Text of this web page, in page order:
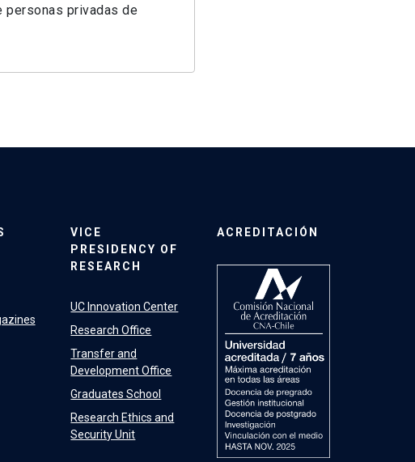
personas privadas de
VICE
PRESIDENCY OF
RESEARCH
UC Innovation Center
Research Office
Transfer and
Development Office
Graduates School
Research Ethics and
Security Unit
ACREDITACIÓN